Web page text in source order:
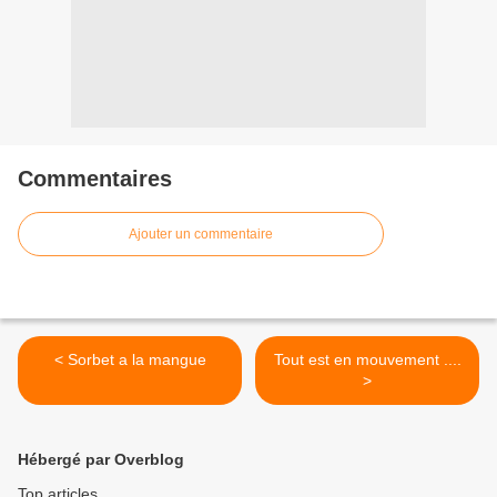
Commentaires
Ajouter un commentaire
< Sorbet a la mangue
Tout est en mouvement ....
>
Hébergé par Overblog